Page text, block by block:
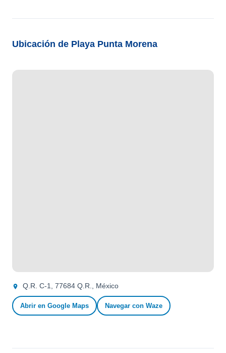
Ubicación de Playa Punta Morena
Q.R. C-1, 77684 Q.R., México
Abrir en Google Maps Navegar con Waze